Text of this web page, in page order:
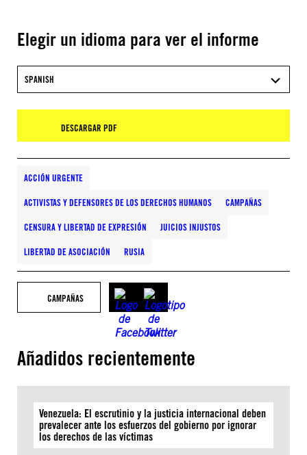
Elegir un idioma para ver el informe
SPANISH
DESCARGAR PDF
ACCIÓN URGENTE
ACTIVISTAS Y DEFENSORES DE LOS DERECHOS HUMANOS CAMPAÑAS
CENSURA Y LIBERTAD DE EXPRESIÓN JUICIOS INJUSTOS
LIBERTAD DE ASOCIACIÓN RUSIA
CAMPAÑAS
Añadidos recientemente
Venezuela: El escrutinio y la justicia internacional deben
prevalecer ante los esfuerzos del gobierno por ignorar
los derechos de las víctimas